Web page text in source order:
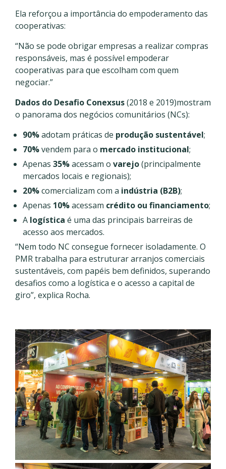
Ela reforçou a importância do empoderamento das
cooperativas:
“Não se pode obrigar empresas a realizar compras
responsáveis, mas é possível empoderar
cooperativas para que escolham com quem
negociar.”
Dados do Desafio Conexsus(2018 e 2019)mostram
o panorama dos negócios comunitários (NCs):
90%adotam práticas de produção sustentável;
70%vendem para o mercado institucional;
Apenas 35%acessam o varejo(principalmente
mercados locais e regionais);
20%comercializam com a indústria (B2B);
Apenas 10%acessam crédito ou financiamento;
A logística é uma das principais barreiras de
acesso aos mercados.
“Nem todo NC consegue fornecer isoladamente. O
PMR trabalha para estruturar arranjos comerciais
sustentáveis, com papéis bem definidos, superando
desafios como a logística e o acesso a capital de
giro”, explica Rocha.